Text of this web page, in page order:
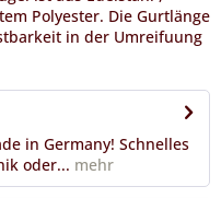
Polyester. Die Gurtlänge
in der Umreifuung
in Germany! Schnelles
oder... mehr